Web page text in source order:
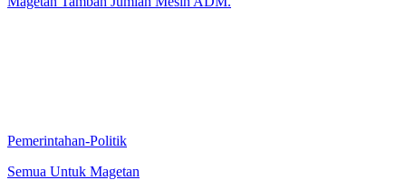
Pemerintahan-Politik
Semua Untuk Magetan